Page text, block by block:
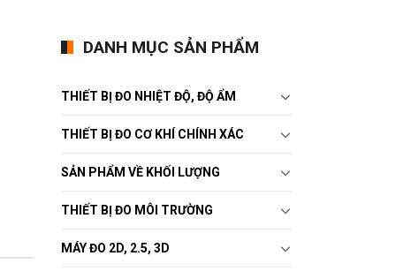
DANH MỤC SẢN PHẨM
THIẾT BỊ ĐO NHIỆT ĐỘ, ĐỘ ẨM
THIẾT BỊ ĐO CƠ KHÍ CHÍNH XÁC
SẢN PHẨM VỀ KHỐI LƯỢNG
THIẾT BỊ ĐO MÔI TRƯỜNG
MÁY ĐO 2D, 2.5, 3D